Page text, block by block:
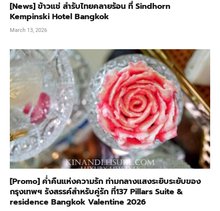
[News] ข้าวแช่ สำรับไทยคลายร้อน ที่ Sindhorn
Kempinski Hotel Bangkok
March 13, 2026
[Promo] ค่ำคืนแห่งความรัก ท่ามกลางแสงระยิบระยับของ
กรุงเทพฯ รังสรรค์สำหรับคู่รัก ที่137 Pillars Suite &
residence Bangkok Valentine 2026